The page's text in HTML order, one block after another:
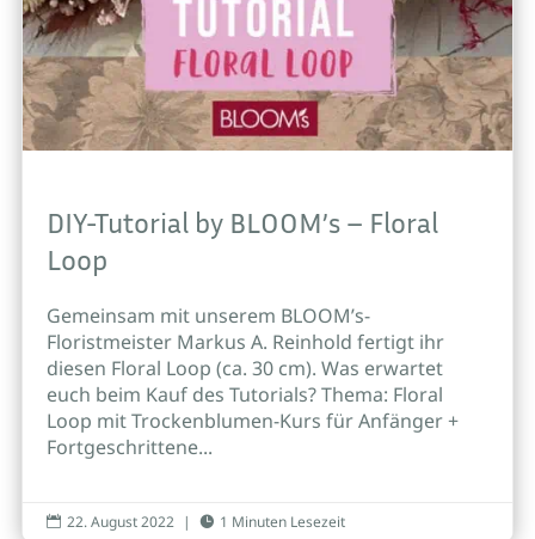
DIY-Tutorial by BLOOM’s – Floral
Loop
Gemeinsam mit unserem BLOOM’s-
Floristmeister Markus A. Reinhold fertigt ihr
diesen Floral Loop (ca. 30 cm). Was erwartet
euch beim Kauf des Tutorials? Thema: Floral
Loop mit Trockenblumen-Kurs für Anfänger +
Fortgeschrittene...
 22. August 2022 |  1 Minuten Lesezeit